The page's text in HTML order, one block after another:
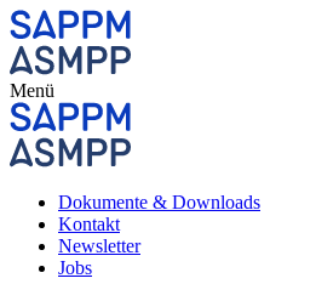
Menü
Dokumente & Downloads
Kontakt
Newsletter
Jobs